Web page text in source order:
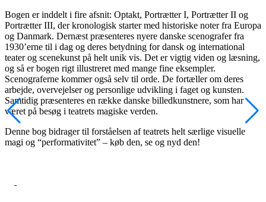
Bogen er inddelt i fire afsnit: Optakt, Portrætter I, Portrætter II og
Portrætter III, der kronologisk starter med historiske noter fra Europa
og Danmark. Dernæst præsenteres nyere danske scenografer fra
1930’erne til i dag og deres betydning for dansk og international
teater og scenekunst på helt unik vis. Det er vigtig viden og læsning,
og så er bogen rigt illustreret med mange fine eksempler.
Scenograferne kommer også selv til orde. De fortæller om deres
arbejde, overvejelser og personlige udvikling i faget og kunsten.
Samtidig præsenteres en række danske billedkunstnere, som har
været på besøg i teatrets magiske verden.
Denne bog bidrager til forståelsen af teatrets helt særlige visuelle
magi og “performativitet” – køb den, se og nyd den!